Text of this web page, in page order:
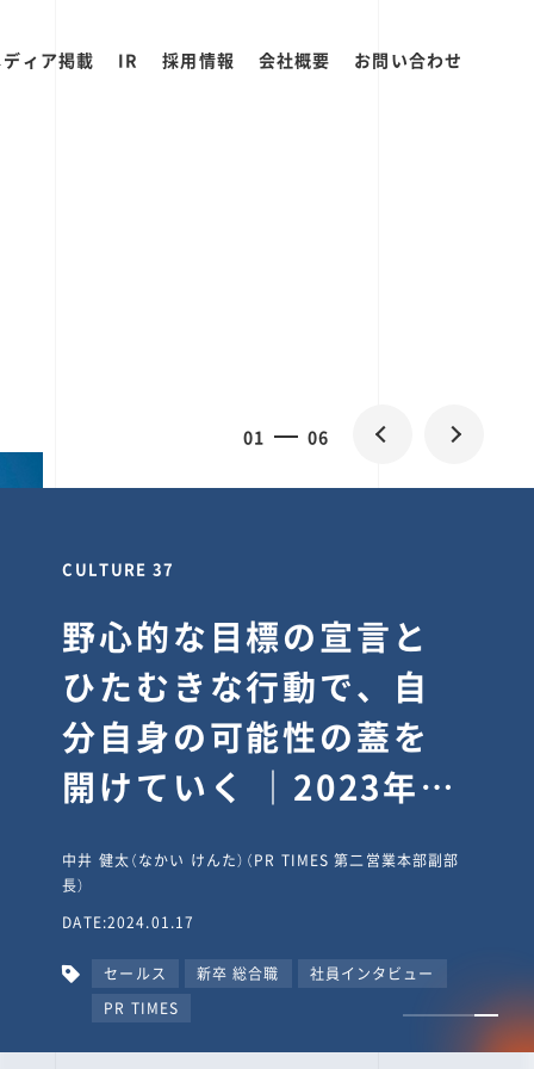
ィア掲載 IR 採用情報 会社概要 お問い合わせ
02 06
CULTURE 30
逆境では自分のスタン
スを変え“予想を裏切
り、期待を超える”【真
輔塾・前編】
山田真輔（やまだ しんすけ）（執行役員 兼 Jooto事業部
長）
DATE:2023.09.08
カルチャー CxO キャリア入社 Jooto